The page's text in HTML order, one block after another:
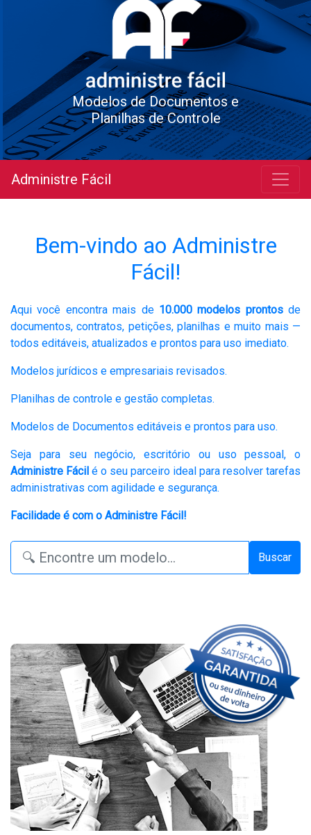
Modelos de Documentos e
Planilhas de Controle
Administre Fácil
Bem-vindo ao Administre
Fácil!
Aqui você encontra mais de 10.000 modelos prontosde
documentos, contratos, petições, planilhas e muito mais —
todos editáveis, atualizados e prontos para uso imediato.
Modelos jurídicos e empresariais revisados.
Planilhas de controle e gestão completas.
Modelos de Documentos editáveis e prontos para uso.
Seja para seu negócio, escritório ou uso pessoal, o
Administre Fácil é o seu parceiro ideal para resolver tarefas
administrativas com agilidade e segurança.
Facilidade é com o Administre Fácil!
Buscar